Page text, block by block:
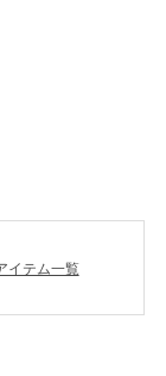
イテム一覧